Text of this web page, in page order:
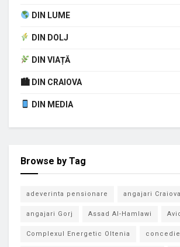
DIN LUME
DIN DOLJ
DIN VIAȚĂ
🏙 DIN CRAIOVA
DIN MEDIA
Browse by Tag
adeverinta pensionare angajari Craiova
angajari Gorj Assad Al-Hamlawi
Complexul Energetic Oltenia